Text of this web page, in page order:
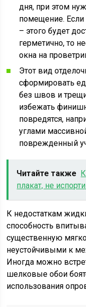
дня, при этом
помещение. Если
– этого будет
герметично, то
окна на
Этот вид
сформировать
без швов и
избежать
повредятся,
углами
поврежденный
Читайте также
плакат, не
К недостаткам
способность
существенную
неустойчивыми к
Иногда можно
шелковые обои
использования